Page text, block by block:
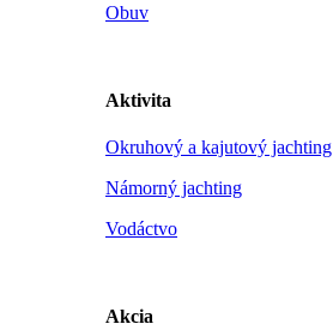
Obuv
Aktivita
Okruhový a kajutový jachting
Námorný jachting
Vodáctvo
Akcia